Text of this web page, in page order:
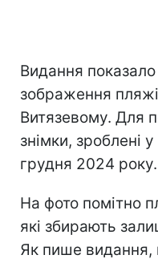
Видання показало
зображення
Витязевому. Для
знімки, зроблені
грудня 2024 року.
На фото помітно
які збирають
Як пише видання,